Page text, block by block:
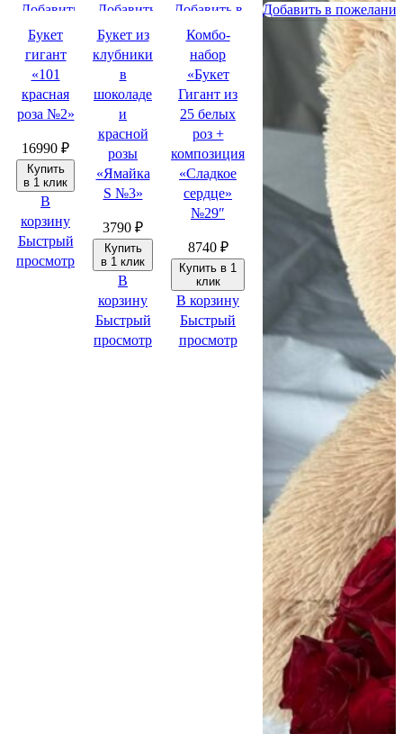
Добавить
в
пожелания
Букет
гигант
«101
красная
роза №2»
16990 ₽
Купить
в 1 клик
В
корзину
Быстрый
просмотр
Добавить
в
пожелания
Букет из
клубники
в
шоколаде
и
красной
розы
«Ямайка
S №3»
3790 ₽
Купить
в 1 клик
В
корзину
Быстрый
просмотр
Добавить в
пожелания
Комбо-
набор
«Букет
Гигант из
25 белых
роз +
композиция
«Сладкое
сердце»
№29″
8740 ₽
Купить в 1
клик
В корзину
Быстрый
просмотр
Добавить в пожелания